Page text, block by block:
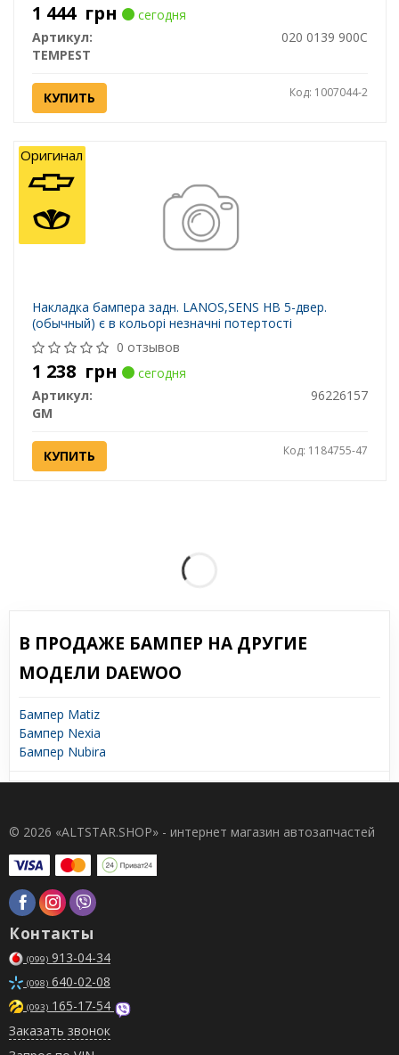
1 444 грн
сегодня
Артикул:
020 0139 900C
TEMPEST
КУПИТЬ Код: 1007044-2
Накладка бампера задн. LANOS,SENS HB 5-двер.
(обычный) є в кольорі незначні потертості
0 отзывов
1 238 грн
сегодня
Артикул:
96226157
GM
КУПИТЬ Код: 1184755-47
Оригинал
В ПРОДАЖЕ БАМПЕР НА ДРУГИЕ
МОДЕЛИ DAEWOO
Бампер Matiz
Бампер Nexia
Бампер Nubira
© 2026 «ALTSTAR.SHOP» - интернет магазин автозапчастей
Контакты
(099) 913-04-34
(098) 640-02-08
(093) 165-17-54
Заказать звонок